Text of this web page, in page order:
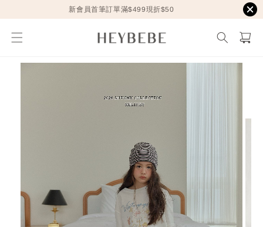
新會員首筆訂單滿$499現折$50